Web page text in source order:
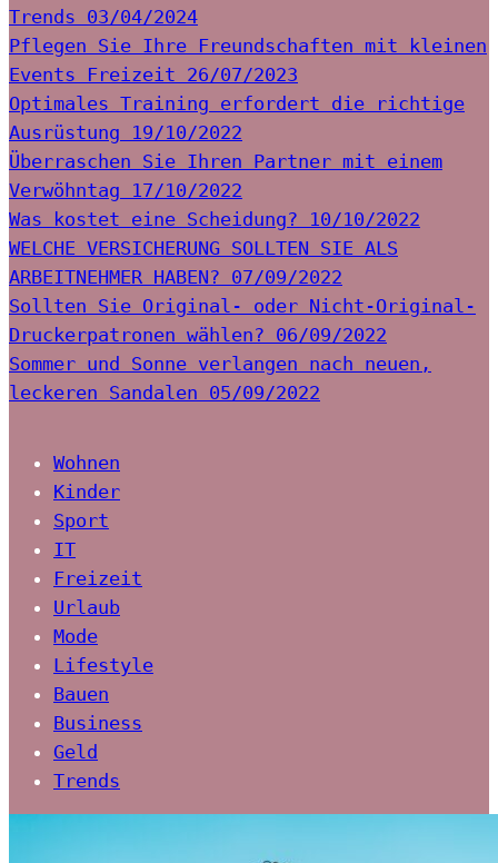
Trends 03/04/2024
Pflegen Sie Ihre Freundschaften mit kleinen
Events
Freizeit 26/07/2023
Optimales Training erfordert die richtige
Ausrüstung
19/10/2022
Überraschen Sie Ihren Partner mit einem
Verwöhntag
17/10/2022
Was kostet eine Scheidung?
10/10/2022
WELCHE VERSICHERUNG SOLLTEN SIE ALS
ARBEITNEHMER HABEN? 07/09/2022
Sollten Sie Original- oder Nicht-Original-
Druckerpatronen wählen? 06/09/2022
Sommer und Sonne verlangen nach neuen,
leckeren Sandalen 05/09/2022
Wohnen
Kinder
Sport
IT
Freizeit
Urlaub
Mode
Lifestyle
Bauen
Business
Geld
Trends